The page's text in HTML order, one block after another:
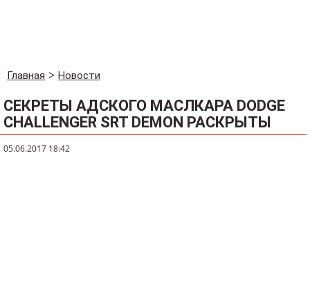
Главная Новости
СЕКРЕТЫ АДСКОГО МАСЛКАРА DODGE
CHALLENGER SRT DEMON РАСКРЫТЫ
05.06.2017 18:42